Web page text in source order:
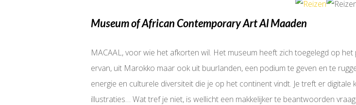
Museum of African Contemporary Art Al Maaden
MACAAL, voor wie het afkorten wil. Het museum heeft zich toegelegd op
ervan, uit Marokko maar ook uit buurlanden, een podium te geven en te
energie en culturele diversiteit die je op het continent vindt. Je treft er
illustraties… Wat tref je niet, is wellicht een makkelijker te beantwoorden vraag.